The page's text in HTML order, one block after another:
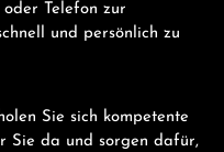
Telefon zur
und persönlich zu
Sie sich kompetente
Sie da und sorgen dafür,